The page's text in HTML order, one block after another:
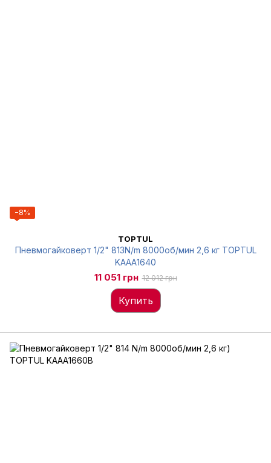
−8%
TOPTUL
Пневмогайковерт 1/2" 813N/m 8000об/мин 2,6 кг TOPTUL
KAAA1640
11 051 грн 12 012 грн
Купить